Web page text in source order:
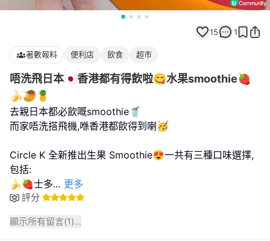
15 1
著數報料 便利店 飲食 超市
唔洗飛日本🇯🇵香港都有得飲啦😋水果smoothie🍓
🍌🥭🍍
去親日本都必飲嘅smoothie🥤
而家唔洗搭飛機,喺香港都飲得到喇🥳
Circle K 全新推出生果 Smoothie😍一共有三種口味選擇,
包括:
🍌🍓士多... 更多
評分
顯示所有留言(1)...